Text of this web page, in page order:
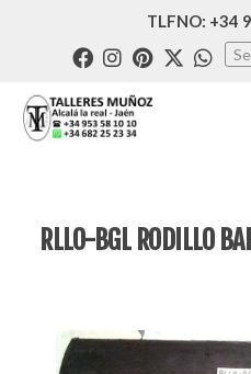
TLFNO: +34
RLLO-BGL RODILLO